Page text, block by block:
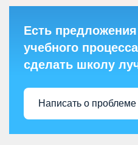
Есть
учебного
сделать школу
Написать о проблеме